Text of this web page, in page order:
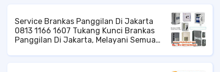
Service Brankas Panggilan Di Jakarta
0813 1166 1607 Tukang Kunci Brankas
Panggilan Di Jakarta, Melayani Semua
Di Berbagai Wilayah Jakarta, Dengan